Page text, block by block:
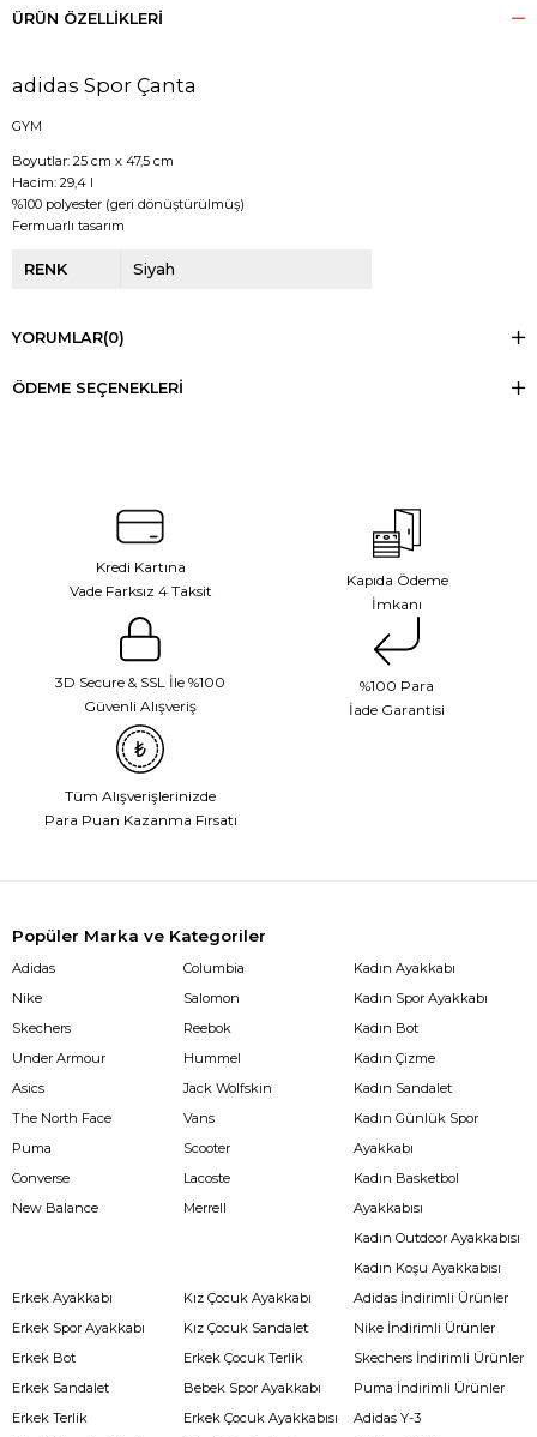
ÜRÜN ÖZELLIKLERI
adidas Spor Çanta
GYM
Boyutlar: 25 cm x 47,5 cm
Hacim: 29,4 l
%100 polyester (geri dönüştürülmüş)
Fermuarlı tasarım
RENK Siyah
YORUMLAR(0)
ÖDEME SEÇENEKLERI
Kredi Kartına
Vade Farksız 4 Taksit
Kapıda Ödeme
İmkanı
3D Secure & SSL İle %100
Güvenli Alışveriş
%100 Para
İade Garantisi
Tüm Alışverişlerinizde
Para Puan Kazanma Fırsatı
Popüler Marka ve Kategoriler
Adidas
Nike
Skechers
Under Armour
Asics
The North Face
Puma
Converse
New Balance
Columbia
Salomon
Reebok
Hummel
Jack Wolfskin
Vans
Scooter
Lacoste
Merrell
Kadın Ayakkabı
Kadın Spor Ayakkabı
Kadın Bot
Kadın Çizme
Kadın Sandalet
Kadın Günlük Spor
Ayakkabı
Kadın Basketbol
Ayakkabısı
Kadın Outdoor Ayakkabısı
Kadın Koşu Ayakkabısı
Erkek Ayakkabı
Erkek Spor Ayakkabı
Erkek Bot
Erkek Sandalet
Erkek Terlik
Kız Çocuk Ayakkabı
Kız Çocuk Sandalet
Erkek Çocuk Terlik
Bebek Spor Ayakkabı
Erkek Çocuk Ayakkabısı
Adidas İndirimli Ürünler
Nike İndirimli Ürünler
Skechers İndirimli Ürünler
Puma İndirimli Ürünler
Adidas Y-3